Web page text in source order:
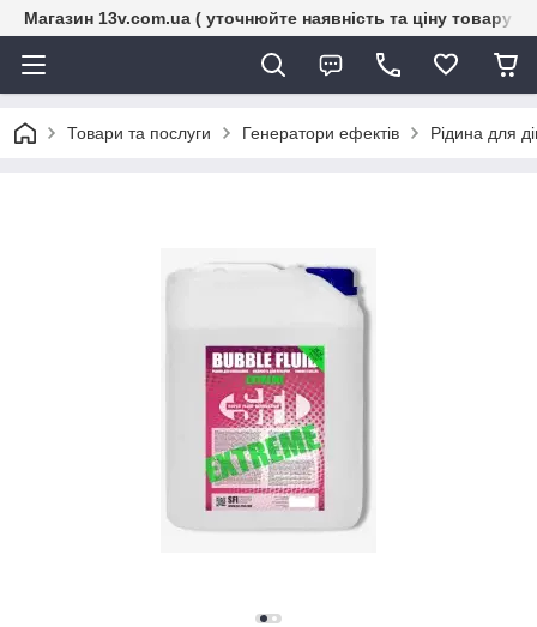
Магазин 13v.com.ua ( уточнюйте наявність та ціну товару
Товари та послуги Генератори ефектів Рідина для